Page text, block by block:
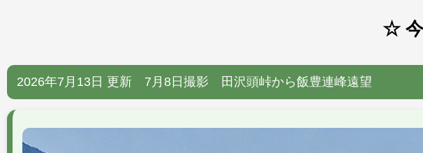
☆
2026年7月13日 更新 7月8日撮影 田沢頭峠から飯豊連峰遠望